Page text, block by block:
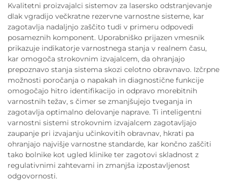
Kvalitetni proizvajalci sistemov za lasersko odstranjevanje
dlak vgradijo večkratne rezervne varnostne sisteme, kar
zagotavlja nadaljnjo zaščito tudi v primeru odpovedi
posameznih komponent. Uporabniško prijazen vmesnik
prikazuje indikatorje varnostnega stanja v realnem času,
kar omogoča strokovnim izvajalcem, da ohranjajo
prepoznavo stanja sistema skozi celotno obravnavo. Izčrpne
možnosti poročanja o napakah in diagnostične funkcije
omogočajo hitro identifikacijo in odpravo morebitnih
varnostnih težav, s čimer se zmanjšujejo tveganja in
zagotavlja optimalno delovanje naprave. Ti inteligentni
varnostni sistemi strokovnim izvajalcem zagotavljajo
zaupanje pri izvajanju učinkovitih obravnav, hkrati pa
ohranjajo najvišje varnostne standarde, kar končno zaščiti
tako bolnike kot ugled klinike ter zagotovi skladnost z
regulativnimi zahtevami in zmanjša izpostavljenost
odgovornosti.